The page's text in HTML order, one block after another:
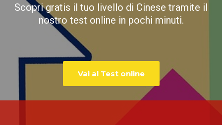
Scopri gratis il tuo livello di Cinese tramite il
nostro test online in pochi minuti.
Vai al Test online